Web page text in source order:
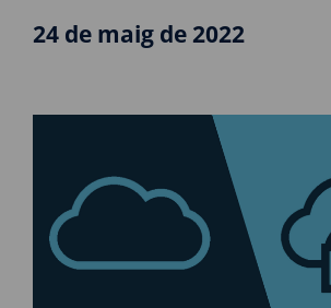
24 de maig de 2022